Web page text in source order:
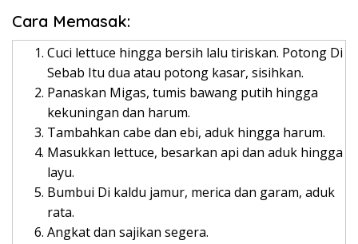
Cara Memasak:
Cuci lettuce hingga bersih lalu tiriskan. Potong Di
Sebab Itu dua atau potong kasar, sisihkan.
Panaskan Migas, tumis bawang putih hingga
kekuningan dan harum.
Tambahkan cabe dan ebi, aduk hingga harum.
Masukkan lettuce, besarkan api dan aduk hingga
layu.
Bumbui Di kaldu jamur, merica dan garam, aduk
rata.
Angkat dan sajikan segera.